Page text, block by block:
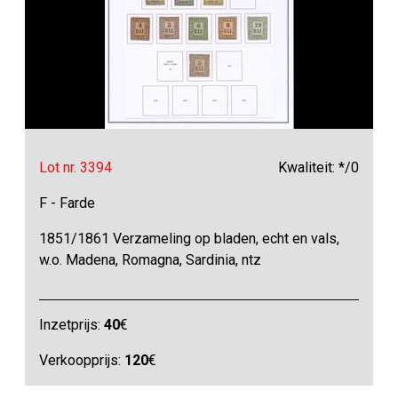
Lot nr. 3394 Kwaliteit: */0
F - Farde
1851/1861 Verzameling op bladen, echt en vals,
w.o. Madena, Romagna, Sardinia, ntz
Inzetprijs:40€
Verkoopprijs: 120€